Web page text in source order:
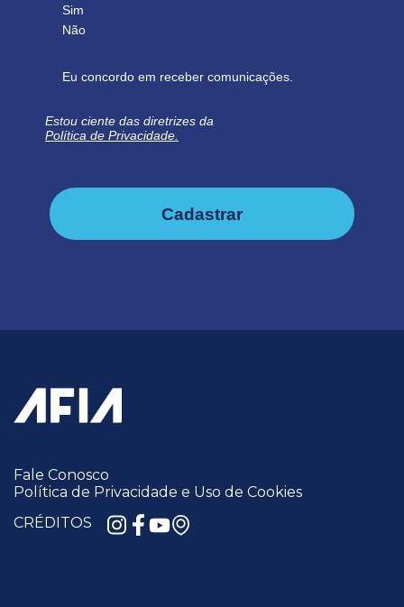
Sim
Não
Eu concordo em receber comunicações.
Estou ciente das diretrizes da
Política de Privacidade.
Cadastrar
Fale Conosco
Política de Privacidade e Uso de Cookies
CRÉDITOS